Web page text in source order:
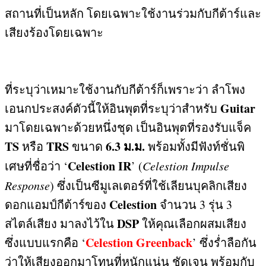
สถานที่เป็นหลัก โดยเฉพาะใช้งานร่วมกับกีต้าร์และ
เสียงร้องโดยเฉพาะ
ที่ระบุว่าเหมาะใช้งานกับกีต้าร์ก็เพราะว่า ลำโพง
เอนกประสงค์ตัวนี้ให้อินพุตที่ระบุว่าสำหรับ Guitar
มาโดยเฉพาะด้วยหนึ่งชุด เป็นอินพุตที่รองรับแจ็ค
TS หรือ TRS ขนาด 6.3 ม.ม. พร้อมทั้งมีฟังท์ชั่นพิ
เศษที่ชื่อว่า ‘Celestion IR’ (Celestion Impulse
Response) ซึ่งเป็นซีมูเลเตอร์ที่ใช้เลียนบุคลิกเสียง
ดอกแอมป์กีต้าร์ของ Celestion จำนวน 3 รุ่น 3
สไตล์เสียง มาลงไว้ในDSPให้คุณเลือกผสมเสียง
ซึ่งแบบแรกคือ ‘Celestion Greenback’ ซึ่งร่ำลือกัน
ว่าให้เสียงออกมาโทนที่หนักแน่น ชัดเจน พร้อมกับ